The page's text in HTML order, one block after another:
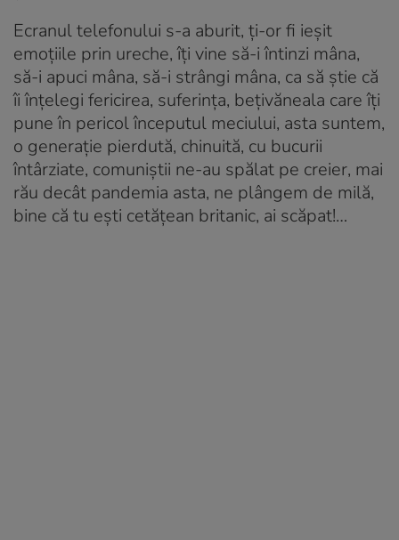
Ecranul telefonului s-a aburit, ți-or fi ieșit
emoțiile prin ureche, îți vine să-i întinzi mâna,
să-i apuci mâna, să-i strângi mâna, ca să știe că
îi înțelegi fericirea, suferința, bețivăneala care îți
pune în pericol începutul meciului, asta suntem,
o generație pierdută, chinuită, cu bucurii
întârziate, comuniștii ne-au spălat pe creier, mai
rău decât pandemia asta, ne plângem de milă,
bine că tu ești cetățean britanic, ai scăpat!…